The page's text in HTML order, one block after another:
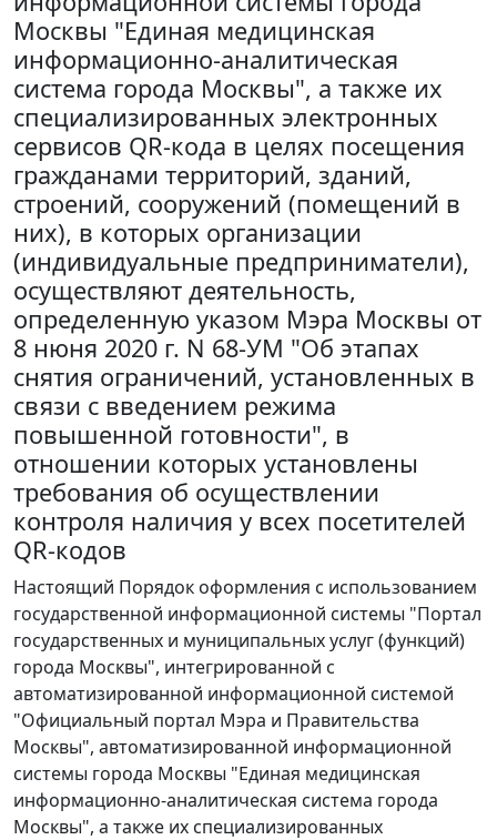
Москвы "Единая медицинская
информационно-аналитическая
система города Москвы", а также их
специализированных электронных
сервисов QR-кода в целях посещения
гражданами территорий, зданий,
строений, сооружений (помещений в
них), в которых организации
(индивидуальные предприниматели),
осуществляют деятельность,
определенную указом Мэра Москвы от
8 нюня 2020 г. N 68-УМ "Об этапах
снятия ограничений, установленных в
связи с введением режима
повышенной готовности", в
отношении которых установлены
требования об осуществлении
контроля наличия у всех посетителей
QR-кодов
Настоящий Порядок оформления с использованием
государственной информационной системы "Портал
государственных и муниципальных услуг (функций)
города Москвы", интегрированной с
автоматизированной информационной системой
"Официальный портал Мэра и Правительства
Москвы", автоматизированной информационной
системы города Москвы "Единая медицинская
информационно-аналитическая система города
Москвы", а также их специализированных